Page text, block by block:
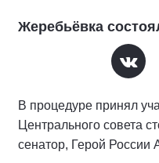
Жеребьёвка
В процедуре принял
Центрального совета
сенатор, Герой России